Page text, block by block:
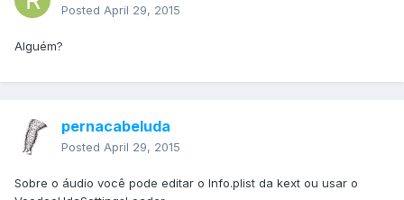
Posted April 29, 2015
Alguém?
pernacabeluda
Posted April 29, 2015
Sobre o áudio você pode editar o Info.plist da kext ou usar o